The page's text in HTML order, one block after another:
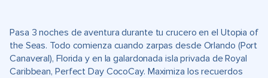
Pasa 3 noches de aventura durante tu crucero en el Utopia of
the Seas. Todo comienza cuando zarpas desde Orlando (Port
Canaveral), Florida y en la galardonada isla privada de Royal
Caribbean, Perfect Day CocoCay. Maximiza los recuerdos